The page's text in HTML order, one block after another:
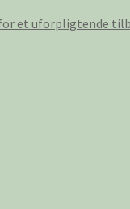
et uforpligtende